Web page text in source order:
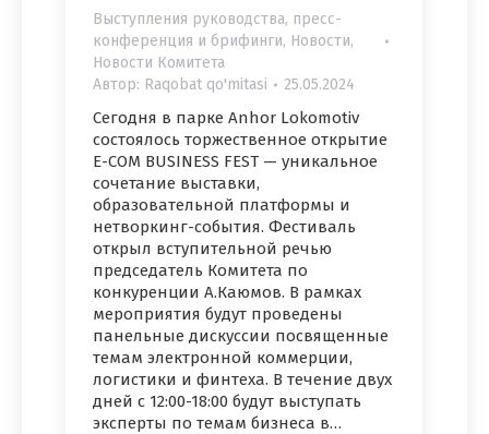
Выступления руководства, пресс-
конференция и брифинги, Новости,
Новости Комитета
Автор: Raqobat qo'mitasi 25.05.2024
Сегодня в парке Anhor Lokomotiv
состоялось торжественное открытие
E-COM BUSINESS FEST — уникальное
сочетание выставки,
образовательной платформы и
нетворкинг-события. Фестиваль
открыл вступительной речью
председатель Комитета по
конкуренции А.Каюмов. В рамках
мероприятия будут проведены
панельные дискуссии посвященные
темам электронной коммерции,
логистики и финтеха. В течение двух
дней с 12:00-18:00 будут выступать
эксперты по темам бизнеса в…